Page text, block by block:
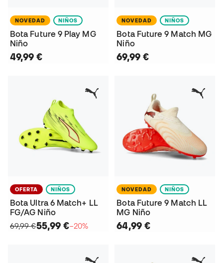
NOVEDAD NIÑOS
Bota Future 9 Play MG
Niño
49,99 €
NOVEDAD NIÑOS
Bota Future 9 Match MG
Niño
69,99 €
OFERTA NIÑOS
Bota Ultra 6 Match+ LL
FG/AG Niño
69,99 €55,99 €−20%
NOVEDAD NIÑOS
Bota Future 9 Match LL
MG Niño
64,99 €